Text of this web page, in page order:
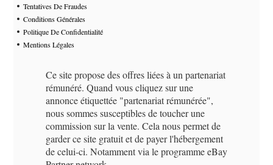
Tentatives De Fraudes
Conditions Générales
Politique De Confidentialité
Mentions Légales
Ce site propose des offres liées à un partenariat
rémunéré. Quand vous cliquez sur une
annonce étiquettée "partenariat rémunérée",
nous sommes susceptibles de toucher une
commission sur la vente. Cela nous permet de
garder ce site gratuit et de payer l'hébergement
de celui-ci. Notamment via le programme eBay